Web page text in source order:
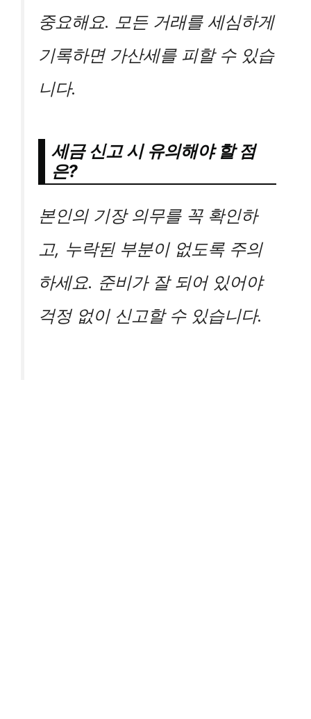
중요해요. 모든 거래를 세심하게
기록하면 가산세를 피할 수 있습
니다.
세금 신고 시 유의해야 할 점
은?
본인의 기장 의무를 꼭 확인하
고, 누락된 부분이 없도록 주의
하세요. 준비가 잘 되어 있어야
걱정 없이 신고할 수 있습니다.